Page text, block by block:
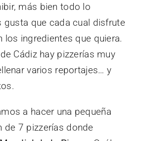
más bien todo lo
gusta que cada cual disfrute
los ingredientes que quiera.
Cádiz hay pizzerías muy
varios reportajes… y
a hacer una pequeña
de 7 pizzerías donde